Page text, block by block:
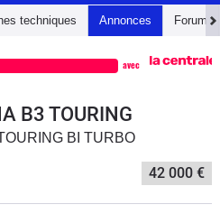
techniques Annonces Forum
avec
B3 TOURING
BI TURBO
42 000 €